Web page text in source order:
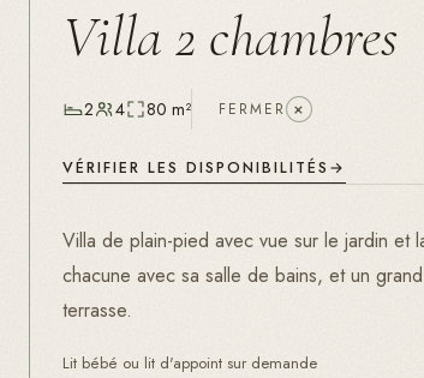
Villa 2 chambres
2 4 80 m² FERMER+
VÉRIFIER LES DISPONIBILITÉS
Villa de plain-pied avec vue sur le jardin et
chacune avec sa salle de bains, et un
terrasse.
Lit bébé ou lit d'appoint sur demande